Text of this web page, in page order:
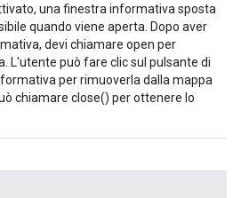
una finestra informativa sposta
quando viene aperta. Dopo aver
devi chiamare open per
L'utente può fare clic sul pulsante di
per rimuoverla dalla mappa
chiamare close() per ottenere lo